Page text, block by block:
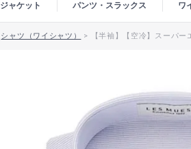
ジャケット パンツ・スラックス ワ
シャツ（ワイシャツ） > 【半袖】【空冷】スーパ